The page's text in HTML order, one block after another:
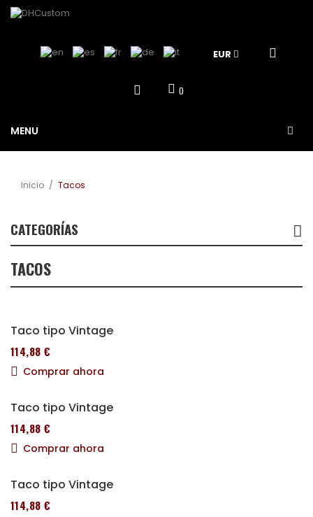
EUR
0
MENU
Inicio / Tacos
CATEGORÍAS
TACOS
Taco tipo Vintage
114,88 €
Comprar ahora
Taco tipo Vintage
114,88 €
Comprar ahora
Taco tipo Vintage
114,88 €